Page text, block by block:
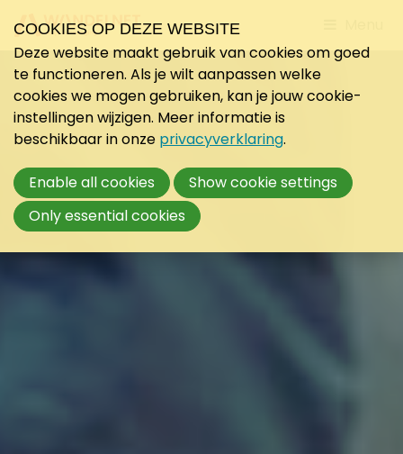
to
COOKIES OP DEZE WEBSITE
Deze website maakt gebruik van cookies om goed
te functioneren. Als je wilt aanpassen welke
cookies we mogen gebruiken, kan je jouw cookie-
instellingen wijzigen. Meer informatie is
beschikbaar in onze privacyverklaring.
Enable all cookies
Show cookie settings
Only essential cookies